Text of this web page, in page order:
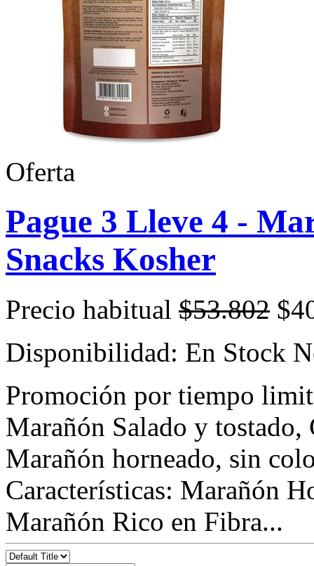
Oferta
Pague 3 Lleve 4 -
Snacks Kosher
Precio habitual $53.802
Disponibilidad: En Stock
Promoción por tiempo
Marañón Salado y
Marañón horneado, sin
Características: Marañón
Marañón Rico en Fibra...